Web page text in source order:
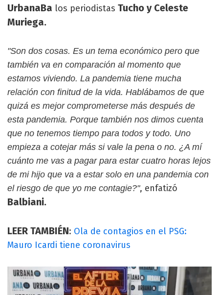
UrbanaBa los periodistas Tucho y Celeste
Muriega.
"Son dos cosas. Es un tema económico pero que
también va en comparación al momento que
estamos viviendo. La pandemia tiene mucha
relación con finitud de la vida. Hablábamos de que
quizá es mejor comprometerse más después de
esta pandemia. Porque también nos dimos cuenta
que no tenemos tiempo para todos y todo. Uno
empieza a cotejar más si vale la pena o no. ¿A mí
cuánto me vas a pagar para estar cuatro horas lejos
de mi hijo que va a estar solo en una pandemia con
el riesgo de que yo me contagie?", enfatizó
Balbiani.
LEER TAMBIÉN: Ola de contagios en el PSG:
Mauro Icardi tiene coronavirus